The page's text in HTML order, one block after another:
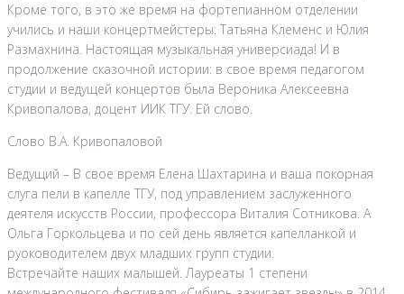
Кроме того, в это же время на фортепианном отделении
учились и наши концертмейстеры: Татьяна Клеменс и Юлия
Размахнина. Настоящая музыкальная универсиада! И в
продолжение сказочной истории: в свое время педагогом
студии и ведущей концертов была Вероника Алексеевна
Кривопалова, доцент ИИК ТГУ. Ей слово.
Слово В.А. Кривопаловой
Ведущий – В свое время Елена Шахтарина и ваша покорная
слуга пели в капелле ТГУ, под управлением заслуженного
деятеля искусств России, профессора Виталия Сотникова. А
Ольга Горкольцева и по сей день является капелланкой и
руоководителем двух младших групп студии.
Встречайте наших малышей. Лауреаты 1 степени